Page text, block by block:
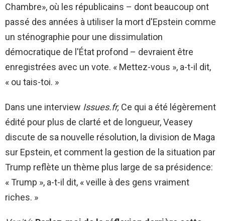
Chambre», où les républicains – dont beaucoup ont
passé des années à utiliser la mort d'Epstein comme
un sténographie pour une dissimulation
démocratique de l'État profond – devraient être
enregistrées avec un vote. « Mettez-vous », a-t-il dit,
« ou tais-toi. »
Dans une interview Issues.fr, Ce qui a été légèrement
édité pour plus de clarté et de longueur, Veasey
discute de sa nouvelle résolution, la division de Maga
sur Epstein, et comment la gestion de la situation par
Trump reflète un thème plus large de sa présidence:
« Trump », a-t-il dit, « veille à des gens vraiment
riches. »